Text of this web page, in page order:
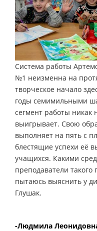
Система работы
№1 неизменна на
творческое начало
годы семимильными
сегмент работы никак
выигрывает. Свою
выполняет на пять с
блестящие успехи её
учащихся. Какими
преподаватели такого
пытаюсь выяснить у
Глушак.
-Людмила